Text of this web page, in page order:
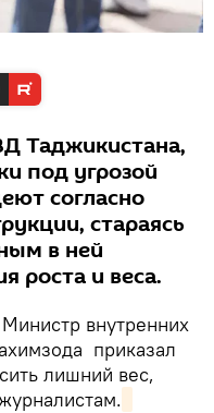
Таджикистана,
под угрозой
согласно
стараясь
в ней
роста и веса.
Министр внутренних
приказал
лишний вес,